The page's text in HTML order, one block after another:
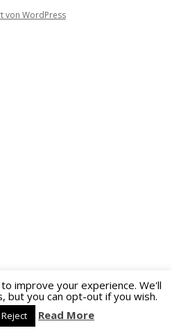
von WordPress
improve your experience. We'll
but you can opt-out if you wish.
Reject Read More